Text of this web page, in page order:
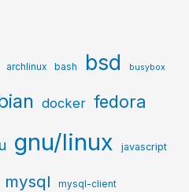
archlinux bash bsd busybox
docker fedora
gnu/linux javascript
mysql mysql-client